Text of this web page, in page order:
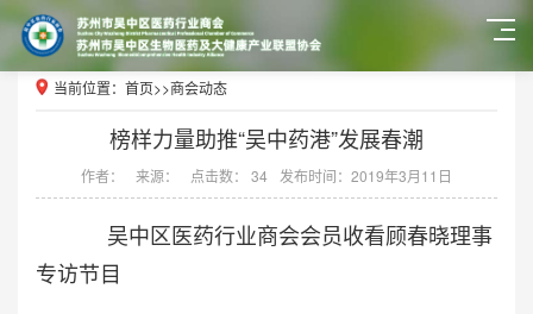
当前位置： 首页>>商会动态
榜样力量助推“吴中药港”发展春潮
作者： 来源： 点击数： 34 发布时间：2019年3月11日
吴中区医药行业商会会员收看顾春晓理事
专访节目